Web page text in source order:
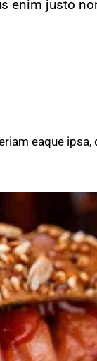
enim justo
eaque ipsa,